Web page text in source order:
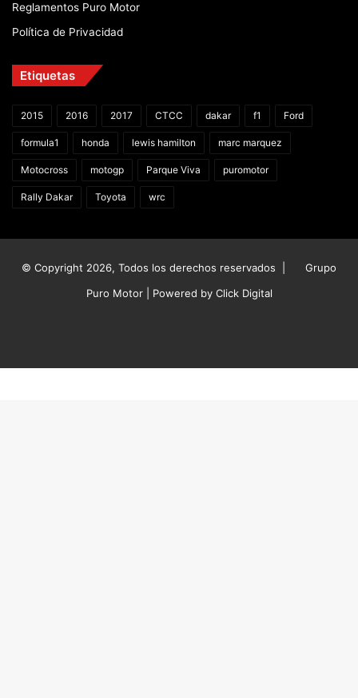
Reglamentos Puro Motor
Política de Privacidad
Etiquetas
2015 2016 2017 CTCC dakar f1 Ford
formula1 honda lewis hamilton marc marquez
Motocross motogp Parque Viva puromotor
Rally Dakar Toyota wrc
© Copyright 2026, Todos los derechos reservados |
Grupo
Puro Motor | Powered by Click Digital